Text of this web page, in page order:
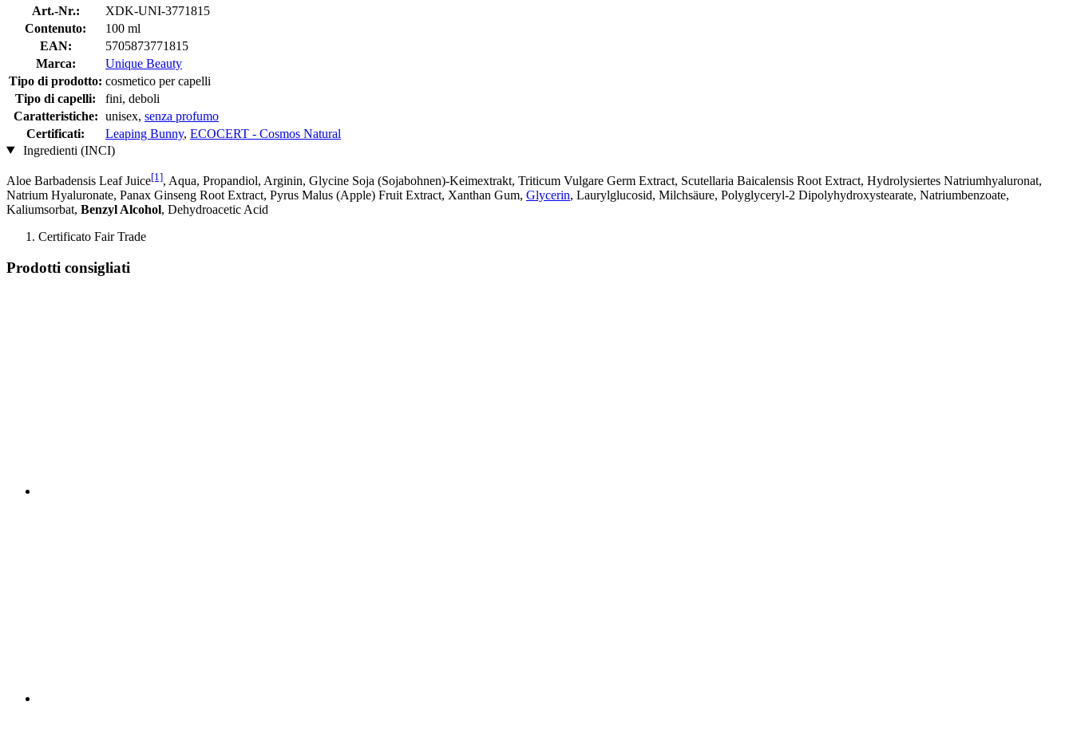
Art.-Nr.:
XDK-UNI-3771815
Contenuto:
100 ml
EAN:
5705873771815
Marca:
Unique Beauty
Tipo di prodotto: cosmetico per capelli
Tipo di capelli:
fini, deboli
Caratteristiche: unisex, senza profumo
Certificati:
Leaping Bunny, ECOCERT - Cosmos Natural
Ingredienti (INCI)
Aloe Barbadensis Leaf Juice[1], Aqua, Propandiol, Arginin, Glycine Soja (Sojabohnen)-Keimextrakt, Triticum Vulgare Germ Extract, Scutellaria Baicalensis Root Extract, Hydrolysiertes Natriumhyaluronat,
Natrium Hyaluronate, Panax Ginseng Root Extract, Pyrus Malus (Apple) Fruit Extract, Xanthan Gum, Glycerin, Laurylglucosid, Milchsäure, Polyglyceryl-2 Dipolyhydroxystearate, Natriumbenzoate,
Kaliumsorbat, Benzyl Alcohol, Dehydroacetic Acid
Certificato Fair Trade
Prodotti consigliati